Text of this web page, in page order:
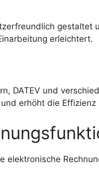
gestaltet
erleichtert.
DATEV und
erhöht die Effizienz
elektronische